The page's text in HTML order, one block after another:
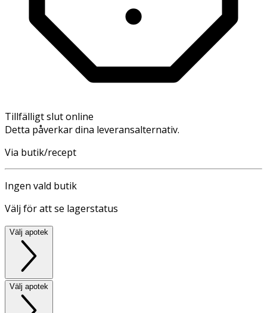
Tillfälligt slut online
Detta påverkar dina leveransalternativ.
Via butik/recept
Ingen vald butik
Välj för att se lagerstatus
Välj apotek
Välj apotek